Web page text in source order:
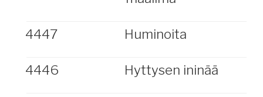
4447 Huminoita
4446 Hyttysen ininää